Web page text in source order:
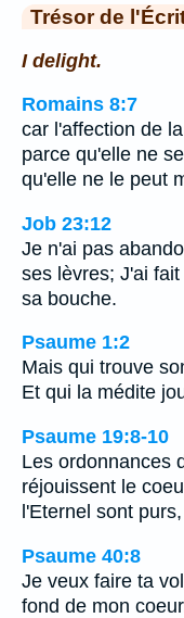
Trésor de
I delight.
Romains 8:7
car l'affection de
parce qu'elle ne
qu'elle ne le peut
Job 23:12
Je n'ai pas
ses lèvres; J'ai
sa bouche.
Psaume 1:2
Mais qui trouve
Et qui la médite
Psaume 19:8-10
Les ordonnances
réjouissent le
l'Eternel sont
Psaume 40:8
Je veux faire ta
fond de mon